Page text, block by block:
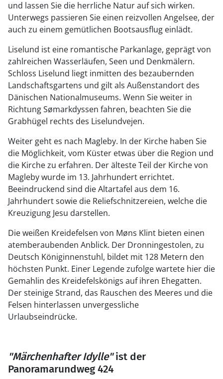
und lassen Sie die herrliche Natur auf sich wirken.
Unterwegs passieren Sie einen reizvollen Angelsee, der
auch zu einem gemütlichen Bootsausflug einlädt.
Liselund ist eine romantische Parkanlage, geprägt von
zahlreichen Wasserläufen, Seen und Denkmälern.
Schloss Liselund liegt inmitten des bezaubernden
Landschaftsgartens und gilt als Außenstandort des
Dänischen Nationalmuseums. Wenn Sie weiter in
Richtung Sømarkdyssen fahren, beachten Sie die
Grabhügel rechts des Liselundvejen.
Weiter geht es nach Magleby. In der Kirche haben Sie
die Möglichkeit, vom Küster etwas über die Region und
die Kirche zu erfahren. Der älteste Teil der Kirche von
Magleby wurde im 13. Jahrhundert errichtet.
Beeindruckend sind die Altartafel aus dem 16.
Jahrhundert sowie die Reliefschnitzereien, welche die
Kreuzigung Jesu darstellen.
Die weißen Kreidefelsen von Møns Klint bieten einen
atemberaubenden Anblick. Der Dronningestolen, zu
Deutsch Königinnenstuhl, bildet mit 128 Metern den
höchsten Punkt. Einer Legende zufolge wartete hier die
Gemahlin des Kreidefelskönigs auf ihren Ehegatten.
Der steinige Strand, das Rauschen des Meeres und die
Felsen hinterlassen unvergessliche
Urlaubseindrücke.
"Märchenhafter Idylle"ist der
Panoramarundweg 424